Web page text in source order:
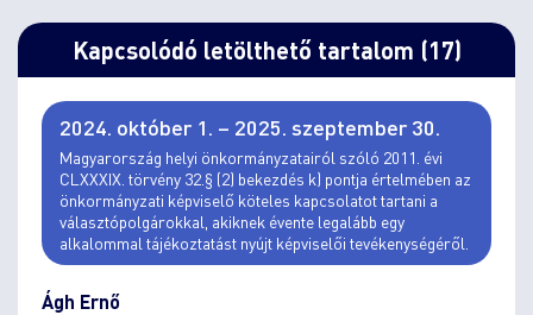
Kapcsolódó letölthető tartalom (17)
2024. október 1. – 2025. szeptember 30.
Magyarország helyi önkormányzatairól szóló 2011. évi
CLXXXIX. törvény 32.§ (2) bekezdés k) pontja értelmében az
önkormányzati képviselő köteles kapcsolatot tartani a
választópolgárokkal, akiknek évente legalább egy
alkalommal tájékoztatást nyújt képviselői tevékenységéről.
Ágh Ernő